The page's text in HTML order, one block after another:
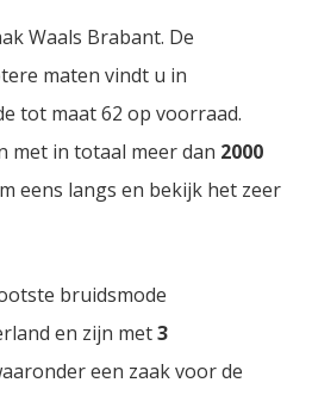
Waals Brabant. De
maten vindt u in
tot maat 62 op voorraad.
met in totaal meer dan 2000
eens langs en bekijk het zeer
bruidsmode
en zijn met3
een zaak voor de